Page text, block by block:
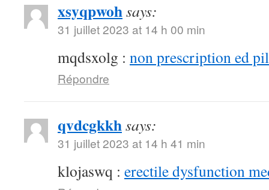
xsyqpwohsays:
31 juillet 2023 at 14 h 00 min
mqdsxolg : non prescription ed
Répondre
qvdcgkkhsays:
31 juillet 2023 at 14 h 41 min
klojaswq : erectile dysfunction